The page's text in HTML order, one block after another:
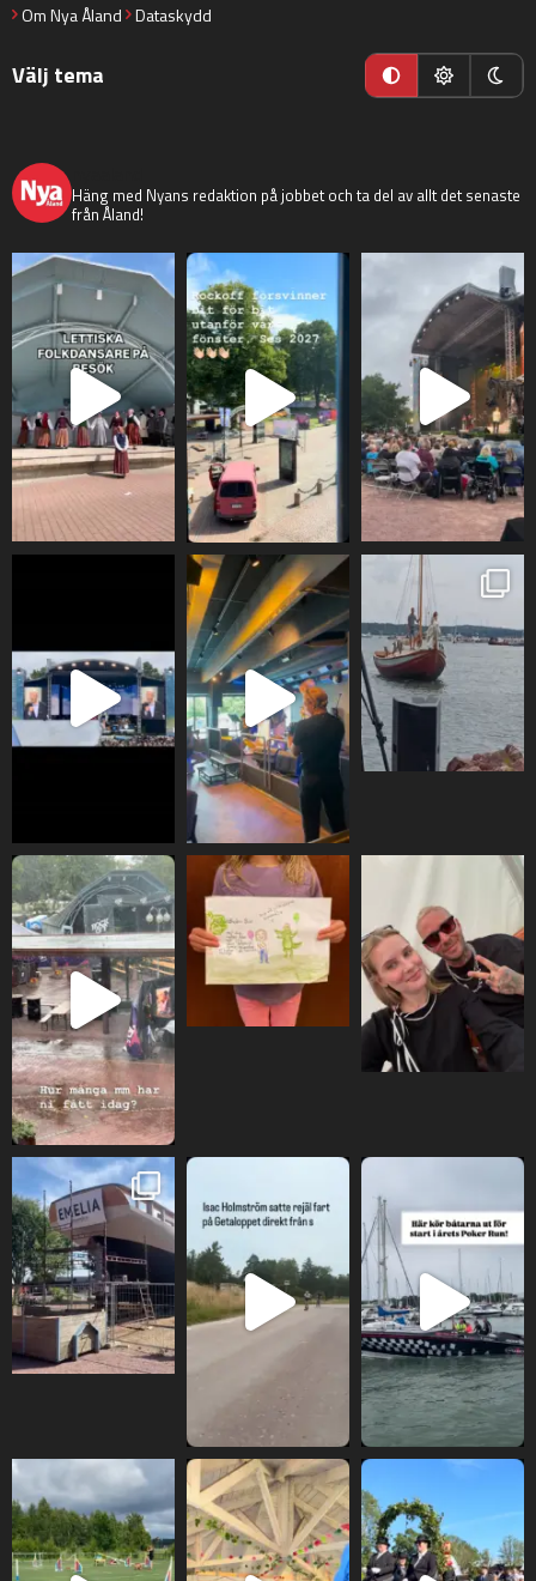
Om Nya Åland Dataskydd
Välj tema
Häng med Nyans redaktion på jobbet och ta del av allt det senaste
från Åland!